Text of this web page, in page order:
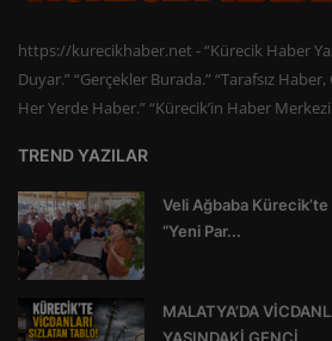
https://kurecikhaber.net - “Kürecik Haber
Duyar.” “Gerçekler Burada.” “Tarafsız
Her Yerde Haber.” “Kürecik’in Haber
TREND YAZILAR
Veli Ağbaba
“Yeni Par...
MALATYA’DA